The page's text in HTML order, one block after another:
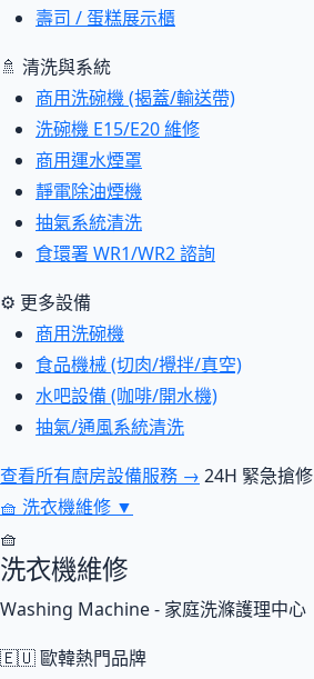
壽司 / 蛋糕展示櫃
🚿 清洗與系統
商用洗碗機 (揭蓋/輸送帶)
洗碗機 E15/E20 維修
商用運水煙罩
靜電除油煙機
抽氣系統清洗
食環署 WR1/WR2 諮詢
⚙ 更多設備
商用洗碗機
食品機械 (切肉/攪拌/真空)
水吧設備 (咖啡/開水機)
抽氣/通風系統清洗
查看所有廚房設備服務 → 24H 緊急搶修
🧺 洗衣機維修 ▼
🧺
洗衣機維修
Washing Machine - 家庭洗滌護理中心
🇪🇺 歐韓熱門品牌